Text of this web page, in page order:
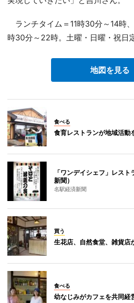
ランチタイム＝11時30分～14時
時30分～22時。土曜・日曜・祝日
地図を見る
食べる
食育レストランが地域活動
「ワンデイシェフ」レス
新聞）
名駅経済新聞
買う
生花店、自然食堂、雑貨店
食べる
幼なじみがカフェを共同経